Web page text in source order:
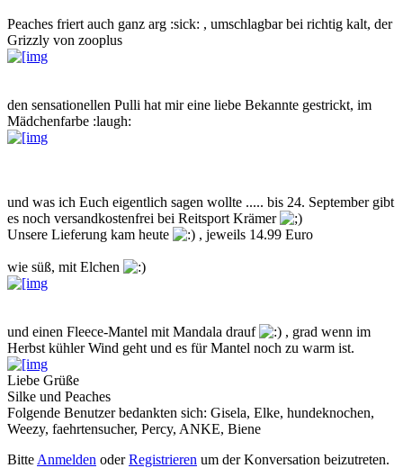
Peaches friert auch ganz arg :sick: , umschlagbar bei richtig kalt, der
Grizzly von zooplus
den sensationellen Pulli hat mir eine liebe Bekannte gestrickt, im
Mädchenfarbe :laugh:
und was ich Euch eigentlich sagen wollte ..... bis 24. September gibt
es noch versandkostenfrei bei Reitsport Krämer
Unsere Lieferung kam heute
, jeweils 14.99 Euro
wie süß, mit Elchen
und einen Fleece-Mantel mit Mandala drauf
, grad wenn im
Herbst kühler Wind geht und es für Mantel noch zu warm ist.
Liebe Grüße
Silke und Peaches
Folgende Benutzer bedankten sich: Gisela, Elke, hundeknochen,
Weezy, faehrtensucher, Percy, ANKE, Biene
Bitte Anmelden oderRegistrieren um der Konversation beizutreten.